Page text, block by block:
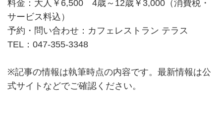
料金：大人￥6,500 4歳～12歳￥3,000（消費税・
サービス料込）
予約・問い合わせ：カフェレストラン テラス
TEL：047-355-3348
※記事の情報は執筆時点の内容です。最新情報は公
式サイトなどでご確認ください。